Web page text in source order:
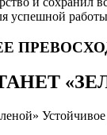
успешной